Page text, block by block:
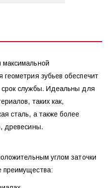
зубьев обеспечит
срок службы. Идеальны для
таких как,
сталь, а также более
древесины.
углом заточки
преимущества: